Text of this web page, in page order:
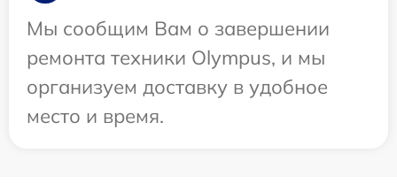
Мы сообщим Вам о завершении
ремонта техники Olympus, и мы
организуем доставку в удобное
место и время.